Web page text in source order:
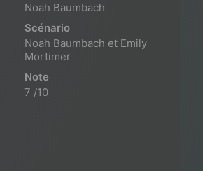
Noah Baumbach
Scénario
Noah Baumbach et Emily
Mortimer
Note
7 /10